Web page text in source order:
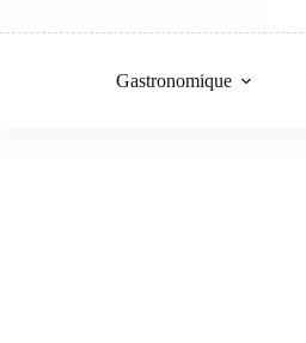
Gastronomique